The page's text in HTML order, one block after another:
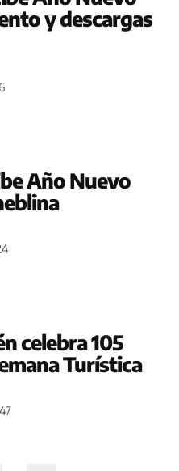
y descargas
Año Nuevo
celebra 105
Turística